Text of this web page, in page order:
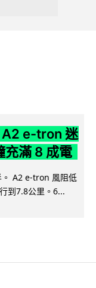
e-tron 迷
滿 8 成電
A2 e-tron 風阻低
到7.8公里。6...